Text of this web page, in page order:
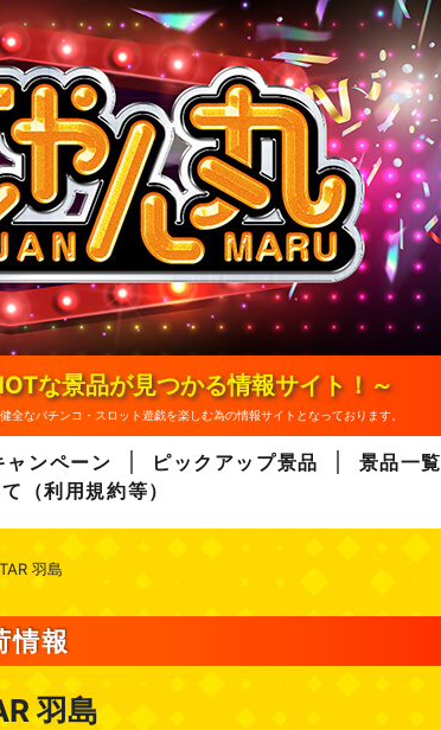
な景品が見つかる情報サイト！～
全なパチンコ・スロット遊戯を楽しむ為の情報サイトとなっております。
ャンペーン ピックアップ景品
景品一覧
（利用規約等）
羽島
情報
羽島